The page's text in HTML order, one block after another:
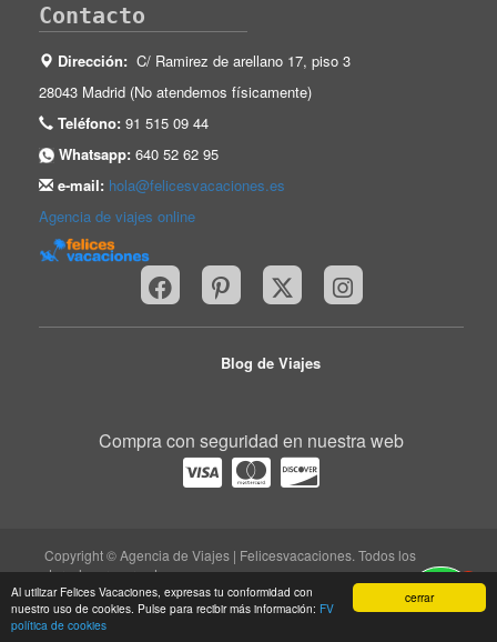
cerrar
Al utilizar Felices Vacaciones, expresas tu conformidad con
nuestro uso de cookies. Pulse para recibir más información: FV
política de cookies
Contacto
Dirección: C/ Ramirez de arellano 17, piso 3
28043 Madrid (No atendemos físicamente)
Teléfono: 91 515 09 44
Whatsapp: 640 52 62 95
e-mail: hola@felicesvacaciones.es
Agencia de viajes online
Blog de Viajes
Compra con seguridad en nuestra web
Copyright © Agencia de Viajes | Felicesvacaciones. Todos los
derechos reservados.
trabaja con nosotros|quiénes somos| Aviso legal
|
protección de datos|contacto
1